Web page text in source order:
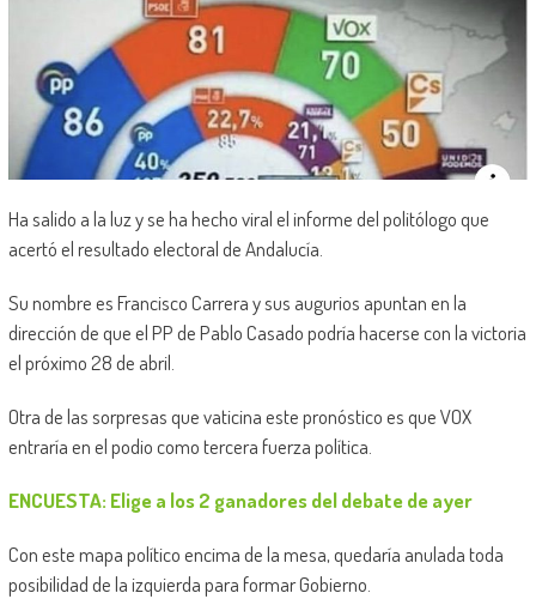
Ha salido a la luz y se ha hecho viral el informe del politólogo que
acertó el resultado electoral de Andalucía.
Su nombre es Francisco Carrera y sus augurios apuntan en la
dirección de que el PP de Pablo Casado podría hacerse con la victoria
el próximo 28 de abril.
Otra de las sorpresas que vaticina este pronóstico es que VOX
entraría en el podio como tercera fuerza política.
ENCUESTA: Elige a los 2 ganadores del debate de ayer
Con este mapa político encima de la mesa, quedaría anulada toda
posibilidad de la izquierda para formar Gobierno.